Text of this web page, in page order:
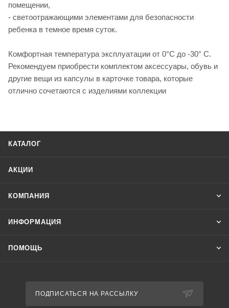
помещении,
- светоотражающими элементами для безопасности
ребенка в темное время суток.
Комфортная температура эксплуатации от 0°С до -30° С.
Рекомендуем приобрести комплектом аксессуары, обувь и
другие вещи из капсулы в карточке товара, которые
отлично сочетаются с изделиями коллекции
КАТАЛОГ
АКЦИИ
КОМПАНИЯ
ИНФОРМАЦИЯ
ПОМОЩЬ
ПОДПИСАТЬСЯ НА РАССЫЛКУ